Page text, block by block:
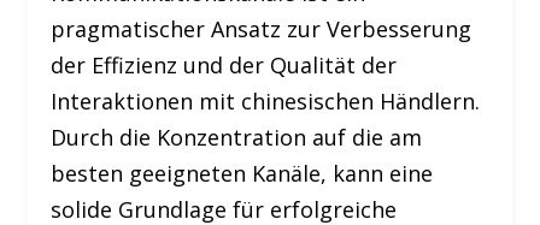
pragmatischer Ansatz zur Verbesserung
der Effizienz und der Qualität der
Interaktionen mit chinesischen Händlern.
Durch die Konzentration auf die am
besten geeigneten Kanäle, kann eine
solide Grundlage für erfolgreiche